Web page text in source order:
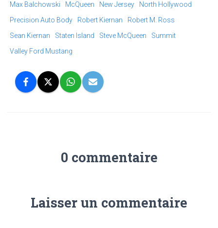
Max Balchowski
McQueen New Jersey
North Hollywood
Precision Auto Body
Robert Kiernan
Robert M. Ross
Sean Kiernan
Staten Island Steve McQueen
Summit
Valley Ford Mustang
0 commentaire
Laisser un commentaire